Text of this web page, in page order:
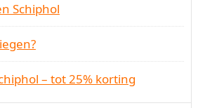
Schiphol
– tot 25% korting